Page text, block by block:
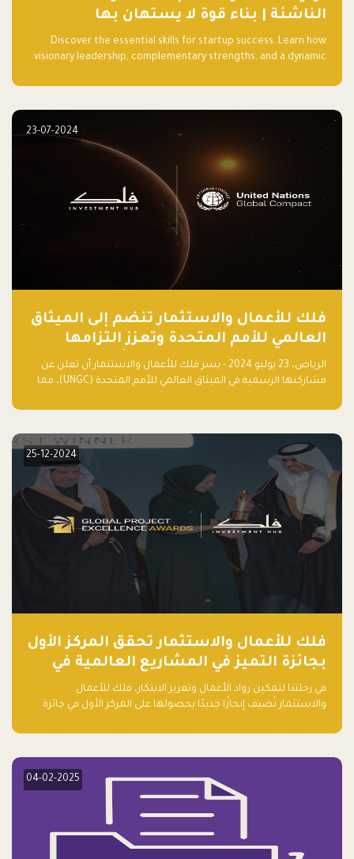
الناشئة | بناء قوة لا يستهان بها
Discover the essential skills for startup success. Learn how
visionary leadership, complementary strengths, and a dynamic
elevate your startup! Follow us @FalakHub
23-07-2024
فلك للأعمال والاستثمار تنضم إلى الميثاق
العالمي للأمم المتحدة وتعزز التزامها
بالاستدامة مع مسرعة فلاقشِب: تقنيات
المناخ
الرياض، 23 يوليو 2024 - يسر فلك للأعمال والاستثمار أن تعلن عن
مشاركتها الرسمية في الميثاق العالمي للأمم المتحدة (UNGC)، مما
25-12-2024
فلك للأعمال والاستثمار تحقق المركز الأول
بجائزة التميز في المشاريع العالمية في
ريادة الأعمال الصاعدة لعام ٢٠٢٤
في رحلتنا لتمكين رواد الأعمال وتعزيز الابتكار، فلك للأعمال
والاستثمار تُضيف إنجازًا جديدًا بحصولها على المركز الأول في جائزة
04-02-2025